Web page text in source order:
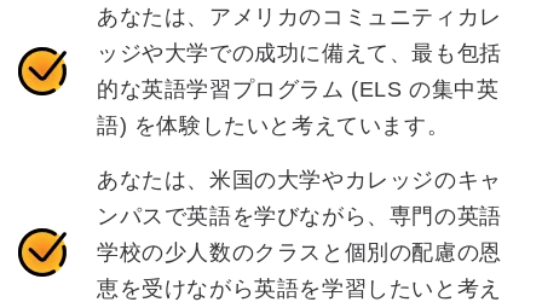
あなたは、アメリカのコミュニティカレ
ッジや大学での成功に備えて、最も包括
的な英語学習プログラム (ELS の集中英
語) を体験したいと考えています。
あなたは、米国の大学やカレッジのキャ
ンパスで英語を学びながら、専門の英語
学校の少人数のクラスと個別の配慮の恩
恵を受けながら英語を学習したいと考え